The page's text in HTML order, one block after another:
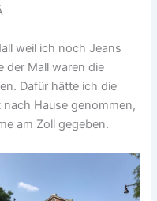
weil ich noch Jeans
der Mall waren die
Dafür hätte ich die
Hause genommen,
am Zoll gegeben.